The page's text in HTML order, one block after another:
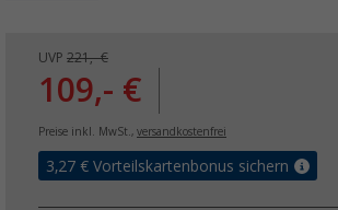
UVP 221,- €
109,- €
Preise inkl. MwSt., versandkostenfrei
3,27 € Vorteilskartenbonus sichern